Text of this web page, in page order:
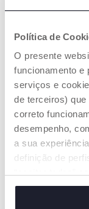
Política de
O presente
funcionamento e
serviços e
de terceiros)
correto
desempenho,
a sua
definição de
cookies. Se
consentimento